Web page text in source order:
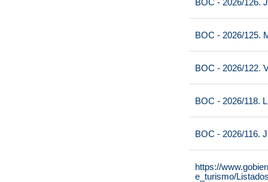
BOC - 2026/126.
BOC - 2026/125.
BOC - 2026/122.
BOC - 2026/118.
BOC - 2026/116.
https://
e_turismo/